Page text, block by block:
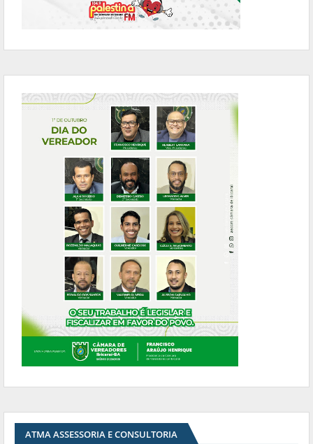
ATMA ASSESSORIA E CONSULTORIA